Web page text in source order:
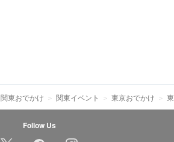
関東おでかけ 関東イベント 東京おでかけ
Follow Us